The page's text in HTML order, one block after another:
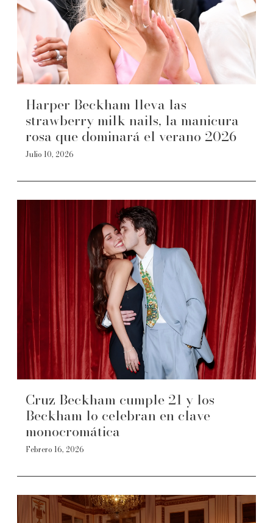
Harper Beckham lleva las
strawberry milk nails, la manicura
rosa que dominará el verano 2026
Julio 10, 2026
Cruz Beckham cumple 21 y los
Beckham lo celebran en clave
monocromática
Febrero 16, 2026